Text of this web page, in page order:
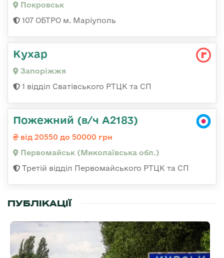
Покровськ
107 ОБТРО м. Маріуполь
Кухар
Запоріжжя
1 відділ Сватівського РТЦК та СП
Пожежний (в/ч А2183)
від 20550 до 50000 грн
Первомайськ (Миколаївська обл.)
Третій відділ Первомайського РТЦК та СП
ПУБЛІКАЦІЇ